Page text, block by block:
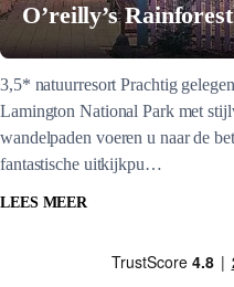
O’reilly’s
3,5* natuurresort Prachtig
Lamington National Park met
wandelpaden voeren u naar de
fantastische uitkijkpu…
LEES MEER